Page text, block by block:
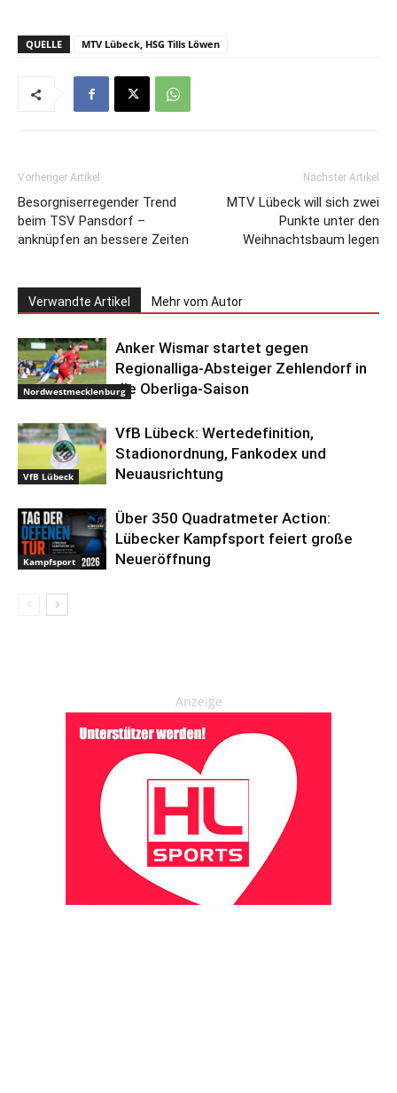
QUELLE MTV Lübeck, HSG Tills Löwen
Vorheriger Artikel
Besorgniserregender Trend
beim TSV Pansdorf –
anknüpfen an bessere Zeiten
Nächster Artikel
MTV Lübeck will sich zwei
Punkte unter den
Weihnachtsbaum legen
Verwandte Artikel Mehr vom Autor
Nordwestmecklenburg
Anker Wismar startet gegen
Regionalliga-Absteiger Zehlendorf in
die Oberliga-Saison
VfB Lübeck
VfB Lübeck: Wertedefinition,
Stadionordnung, Fankodex und
Neuausrichtung
Kampfsport
Über 350 Quadratmeter Action:
Lübecker Kampfsport feiert große
Neueröffnung
Anzeige